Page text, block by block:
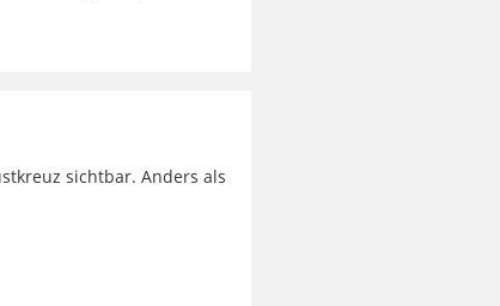
sichtbar. Anders als